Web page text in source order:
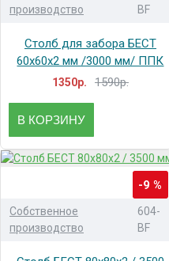
производство
BF
Столб для забора БЕСТ
60x60x2 мм /3000 мм/ ППК
1350р. 1590р.
В КОРЗИНУ
-9 %
Собственное
производство
604-
BF